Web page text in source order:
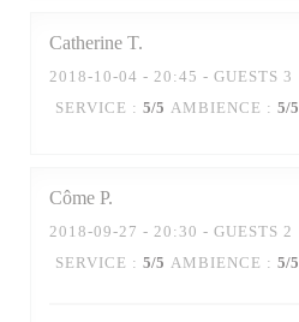
Catherine T
2018-10-04 - 20:45 - GUESTS 3
SERVICE : 5/5 AMBIENCE : 5/5
Côme P
2018-09-27 - 20:30 - GUESTS 2
SERVICE : 5/5 AMBIENCE : 5/5